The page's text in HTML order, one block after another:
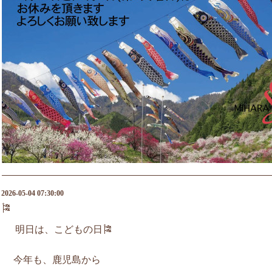
2026-05-04 07:30:00
🎏
明日は、こどもの日🎏
今年も、鹿児島から